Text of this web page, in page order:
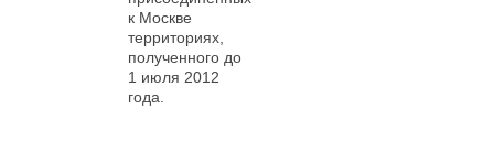
к Москве
территориях,
полученного до
1 июля 2012
года.